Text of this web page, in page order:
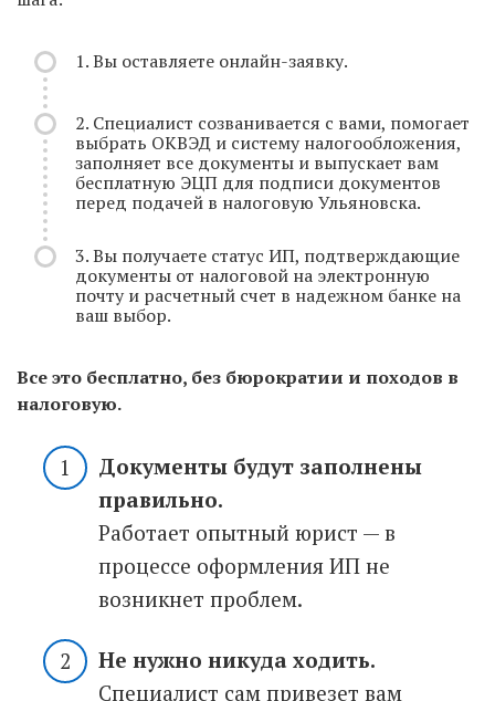
1. Вы оставляете онлайн-заявку.
2. Специалист созванивается с вами, помогает
выбрать ОКВЭД и систему налогообложения,
заполняет все документы и выпускает вам
бесплатную ЭЦП для подписи документов
перед подачей в налоговую Ульяновска.
3. Вы получаете статус ИП, подтверждающие
документы от налоговой на электронную
почту и расчетный счет в надежном банке на
ваш выбор.
Все это бесплатно, без бюрократии и походов в
налоговую.
Документы будут заполнены
правильно.
Работает опытный юрист — в
процессе оформления ИП не
возникнет проблем.
Не нужно никуда ходить.
Специалист сам привезет вам